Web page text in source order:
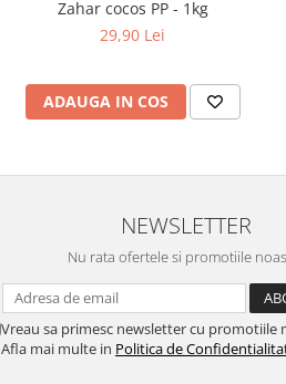
Zahar cocos PP - 1kg
29,90 Lei
ADAUGA IN COS
NEWSLETTER
Nu rata ofertele si promotiile
Vreau sa primesc newsletter cu promotiile
Afla mai multe in Politica de